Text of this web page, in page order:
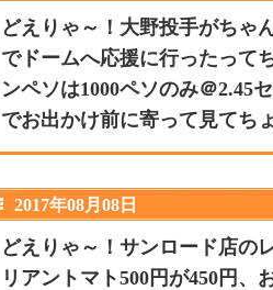
どえりゃ～！大野投手がちゃ
でドームへ応援に行ったって
ンペソは1000ペソのみ＠2.45
でお出かけ前に寄って見てちょ
2017年08月08日
どえりゃ～！サンロード店の
リアントマト500円が450円、